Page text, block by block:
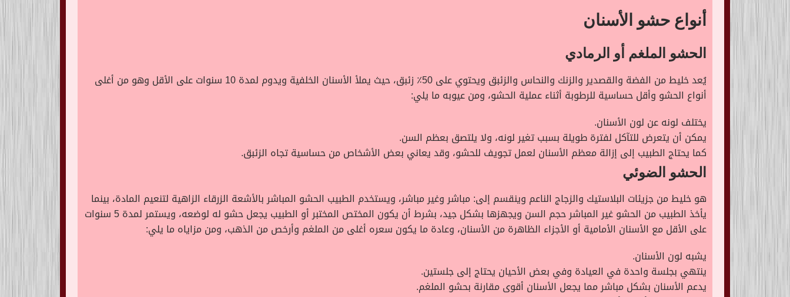
أنواع حشو الأسنان
الحشو الملغم أو الرمادي
يُعد خليط من الفضة والقصدير والزنك والنحاس والزئبق ويحتوي على 50٪ زئبق، حيث يملأ الأسنان الخلفية ويدوم لمدة 10 سنوات على الأقل وهو من أغلى
أنواع الحشو وأقل حساسية للرطوبة أثناء عملية الحشو، ومن عيوبه ما يلي:
يختلف لونه عن لون الأسنان.
يمكن أن يتعرض للتآكل لفترة طويلة بسبب تغير لونه، ولا يلتصق بعظم السن.
كما يحتاج الطبيب إلى إزالة معظم الأسنان لعمل تجويف للحشو، وقد يعاني بعض الأشخاص من حساسية تجاه الزئبق.
الحشو الضوئي
هو خليط من جزيئات البلاستيك والزجاج الناعم وينقسم إلى: مباشر وغير مباشر، ويستخدم الطبيب الحشو المباشر بالأشعة الزرقاء الزاهية لتنعيم المادة، بينما
يأخذ الطبيب من الحشو غير المباشر حجم السن ويجهزها بشكل جيد، بشرط أن يكون المختص المختبر أو الطبيب يجعل حشو له لوضعه، ويستمر لمدة 5 سنوات
على الأقل مع الأسنان الأمامية أو الأجزاء الظاهرة من الأسنان، وعادة ما يكون سعره أغلى من الملغم وأرخص من الذهب، ومن مزاياه ما يلي:
يشبه لون الأسنان.
ينتهي بجلسة واحدة في العيادة وفي بعض الأحيان يحتاج إلى جلستين.
يدعم الأسنان بشكل مباشر مما يجعل الأسنان أقوى مقارنة بحشو الملغم.